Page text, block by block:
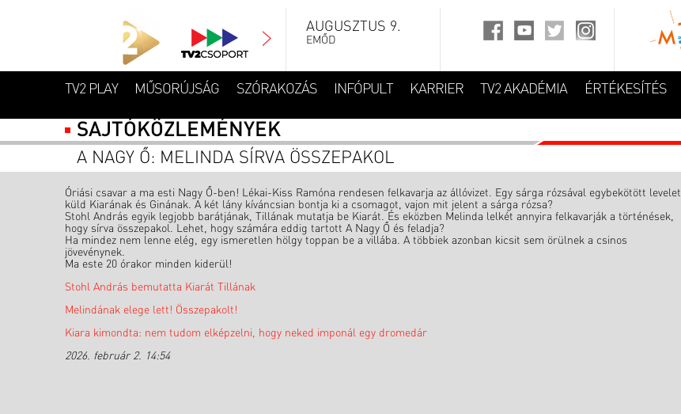
AUGUSZTUS 9.
EMŐD
TV2 PLAY MŰSORÚJSÁG SZÓRAKOZÁS INFÓPULT KARRIER TV2 AKADÉMIA ÉRTÉKESÍTÉS
SAJTÓKÖZLEMÉNYEK
A NAGY Ő: MELINDA SÍRVA ÖSSZEPAKOL
Óriási csavar a ma esti Nagy Ő-ben! Lékai-Kiss Ramóna rendesen felkavarja az állóvizet. Egy sárga rózsával egybekötött levelet
küld Kiarának és Ginának. A két lány kíváncsian bontja ki a csomagot, vajon mit jelent a sárga rózsa?
Stohl András egyik legjobb barátjának, Tillának mutatja be Kiarát. És eközben Melinda lelkét annyira felkavarják a történések,
hogy sírva összepakol. Lehet, hogy számára eddig tartott A Nagy Ő és feladja?
Ha mindez nem lenne elég, egy ismeretlen hölgy toppan be a villába. A többiek azonban kicsit sem örülnek a csinos
jövevénynek.
Ma este 20 órakor minden kiderül!
Stohl András bemutatta Kiarát Tillának
Melindának elege lett! Összepakolt!
Kiara kimondta: nem tudom elképzelni, hogy neked imponál egy dromedár
2026. február 2. 14:54